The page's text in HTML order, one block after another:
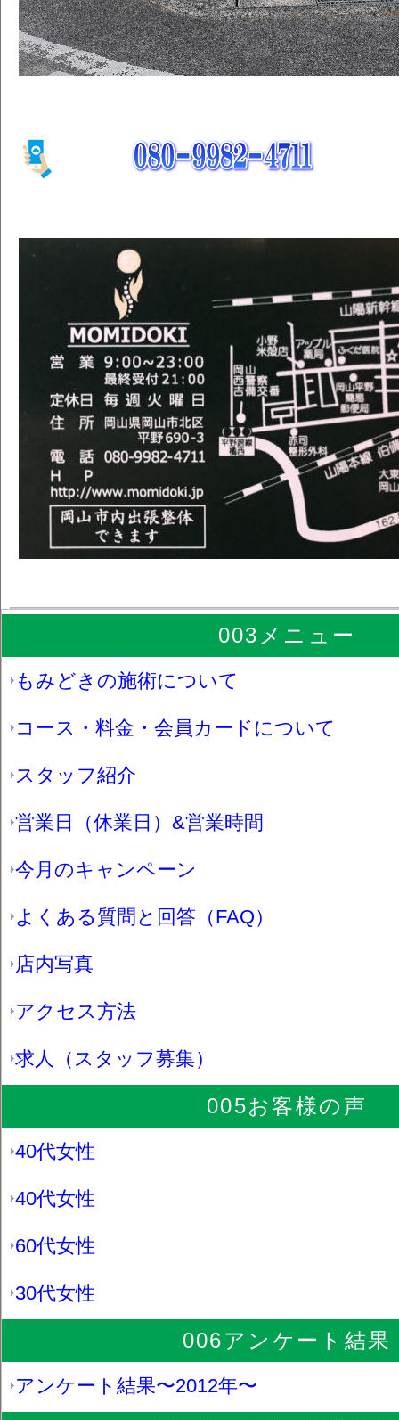
003メニュー
もみどきの施術について
コース・料金・会員カードについて
スタッフ紹介
営業日（休業日）&営業時間
今月のキャンペーン
よくある質問と回答（FAQ）
店内写真
アクセス方法
求人（スタッフ募集）
005お客様の声
40代女性
40代女性
60代女性
30代女性
006アンケート結果
アンケート結果〜2012年〜